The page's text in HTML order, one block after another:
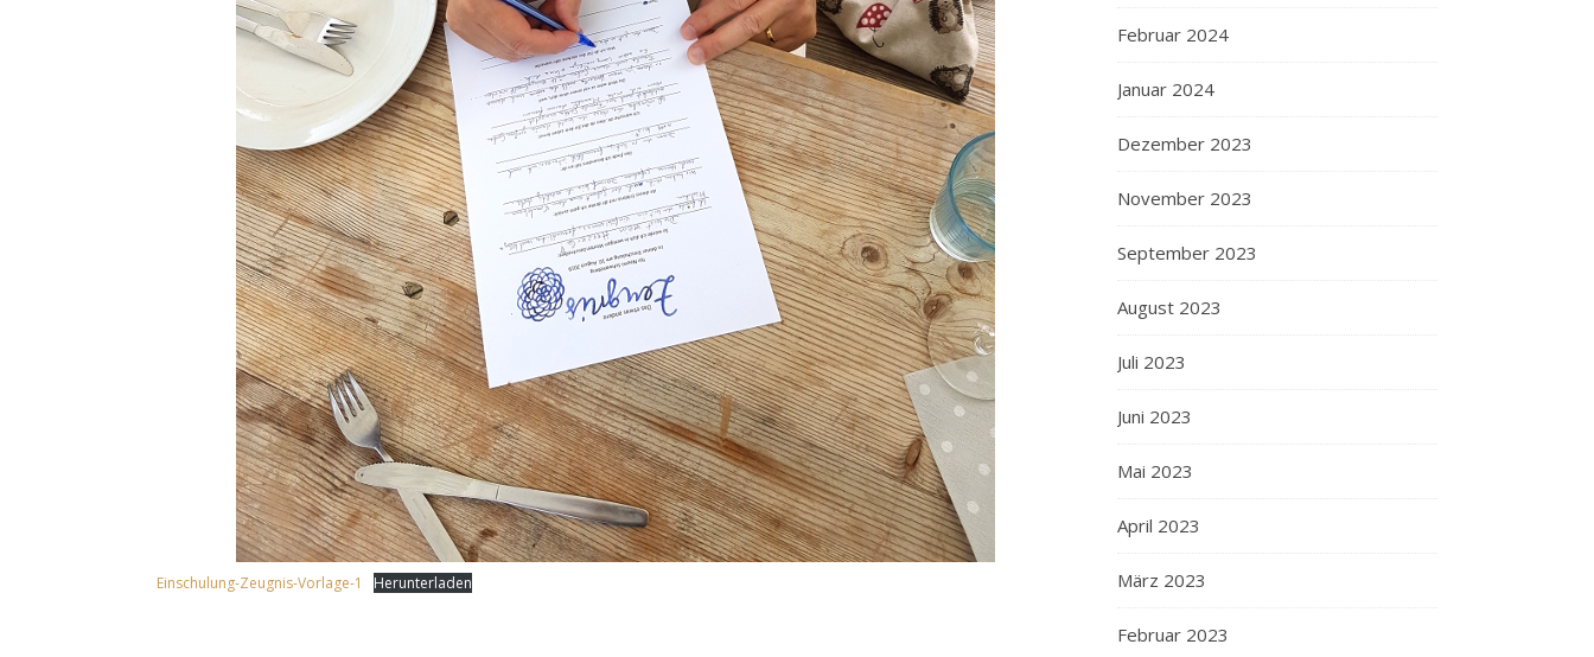
Einschulung-Zeugnis-Vorlage-1 Herunterladen
Februar 2024
Januar 2024
Dezember 2023
November 2023
September 2023
August 2023
Juli 2023
Juni 2023
Mai 2023
April 2023
März 2023
Februar 2023